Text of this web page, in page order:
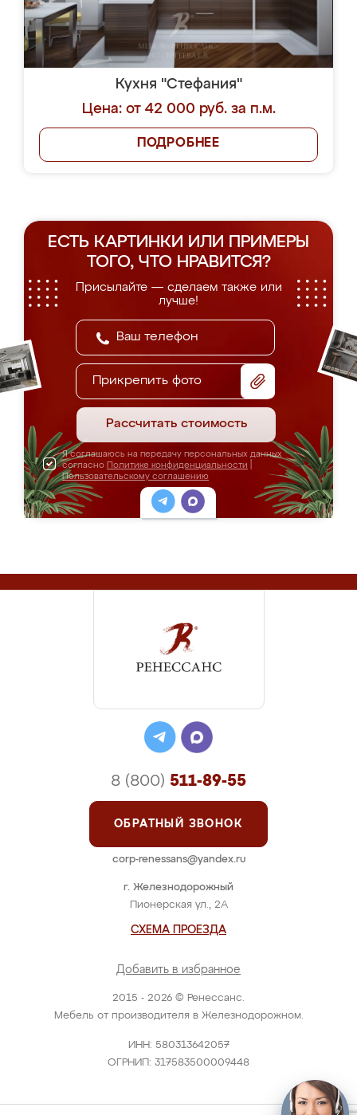
Кухня "Стефания"
Цена: от 42 000 руб. за п.м.
ПОДРОБНЕЕ
ЕСТЬ КАРТИНКИ ИЛИ ПРИМЕРЫ
ТОГО, ЧТО НРАВИТСЯ?
Присылайте — сделаем также или
лучше!
Прикрепить фото
Рассчитать стоимость
Я соглашаюсь на передачу персональных данных
согласно Политике конфиденциальности
Пользовательскому соглашению
2015 - 2026 © Ренессанс.
Мебель от производителя в Железнодорожном.
ИНН: 580313642057
ОГРНИП: 317583500009448
г. Железнодорожный
Пионерская ул., 2А
СХЕМА ПРОЕЗДА
Добавить в избранное
8 (800) 511-89-55
ОБРАТНЫЙ ЗВОНОК
corp-renessans@yandex.ru